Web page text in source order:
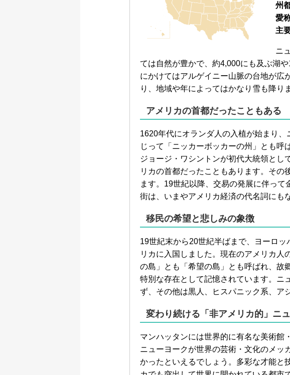
州
愛
主
ニ
ては自然が豊かで、約4,000にも及ぶ湖
にかけてはアルゲイニー山脈の台地が広
り、地域や年によってはかなり雪も降り
アメリカの首都だったこともある
1620年代にオランダ人の入植が始まり
じって「ニッカーボッカーの州」とも呼
ジョージ・ワシントンが初代大統領とし
リカの首都だったこともあります。その
ます。19世紀以降、交易の発展に伴っ
街は、いまやアメリカ経済の代名詞にも
移民の希望と悲しみの象徴
19世紀末から20世紀半ばまで、ヨーロ
リカに入国しました。現在のアメリカ人
の島」とも「希望の島」とも呼ばれ、故
特別な存在として記憶されています。ニ
ず、その他は黒人、ヒスパニック系、ア
変わり続ける「非アメリカ的」ニ
マンハッタンには世界的に有名な美術館
ニューヨークが世界の芸術・文化のメッ
かったといえるでしょう。多彩な才能と